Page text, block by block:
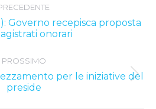
Previous
post:
Governo recepisca proposta
onorari
PROSSIMO
Next
post:
per le iniziative del
preside